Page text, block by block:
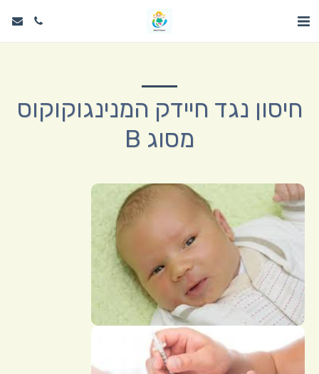
חיסון נגד חיידק המנינגוקוקוס
מסוג B